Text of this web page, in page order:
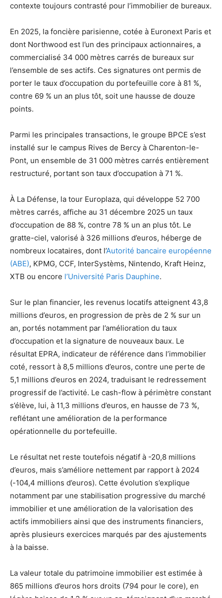
contexte toujours contrasté pour l’immobilier de bureaux.
En 2025, la foncière parisienne, cotée à Euronext Paris et
dont Northwood est l’un des principaux actionnaires, a
commercialisé 34 000 mètres carrés de bureaux sur
l’ensemble de ses actifs. Ces signatures ont permis de
porter le taux d’occupation du portefeuille core à 81 %,
contre 69 % un an plus tôt, soit une hausse de douze
points.
Parmi les principales transactions, le groupe BPCE s’est
installé sur le campus Rives de Bercy à Charenton-le-
Pont, un ensemble de 31 000 mètres carrés entièrement
restructuré, portant son taux d’occupation à 71 %.
À La Défense, la tour Europlaza, qui développe 52 700
mètres carrés, affiche au 31 décembre 2025 un taux
d’occupation de 88 %, contre 78 % un an plus tôt. Le
gratte-ciel, valorisé à 326 millions d’euros, héberge de
nombreux locataires, dont l’Autorité bancaire européenne
(ABE), KPMG, CCF, InterSystèms, Nintendo, Kraft Heinz,
XTB ou encore l’Université Paris Dauphine.
Sur le plan financier, les revenus locatifs atteignent 43,8
millions d’euros, en progression de près de 2 % sur un
an, portés notamment par l’amélioration du taux
d’occupation et la signature de nouveaux baux. Le
résultat EPRA, indicateur de référence dans l’immobilier
coté, ressort à 8,5 millions d’euros, contre une perte de
5,1 millions d’euros en 2024, traduisant le redressement
progressif de l’activité. Le cash-flow à périmètre constant
s’élève, lui, à 11,3 millions d’euros, en hausse de 73 %,
reflétant une amélioration de la performance
opérationnelle du portefeuille.
Le résultat net reste toutefois négatif à -20,8 millions
d’euros, mais s’améliore nettement par rapport à 2024
(-104,4 millions d’euros). Cette évolution s’explique
notamment par une stabilisation progressive du marché
immobilier et une amélioration de la valorisation des
actifs immobiliers ainsi que des instruments financiers,
après plusieurs exercices marqués par des ajustements
à la baisse.
La valeur totale du patrimoine immobilier est estimée à
865 millions d’euros hors droits (794 pour le core), en